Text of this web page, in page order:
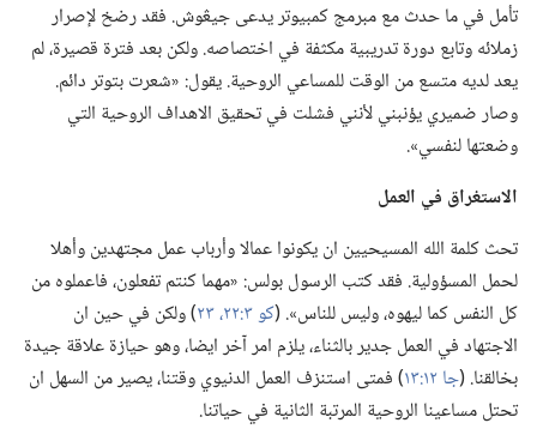
تأمل في ما حدث مع مبرمج كمبيوتر يدعى جيڠوش.‏ فقد رضخ لإصرار
زملائه وتابع دورة تدريبية مكثفة في اختصاصه.‏ ولكن بعد فترة قصيرة،‏ لم
يعد لديه متسع من الوقت للمساعي الروحية.‏ يقول:‏ «شعرت بتوتر دائم.‏
وصار ضميري يؤنبني لأنني فشلت في تحقيق الاهداف الروحية التي
وضعتها لنفسي».‏
الاستغراق في العمل
تحث كلمة الله المسيحيين ان يكونوا عمالا وأرباب عمل مجتهدين وأهلا
لحمل المسؤولية.‏ فقد كتب الرسول بولس:‏ «مهما كنتم تفعلون،‏ فاعملوه من
كل النفس كما ليهوه،‏ وليس للناس».‏ (‏كو ٣:‏٢٢،‏ ٢٣
‏)‏ ولكن في حين ان
الاجتهاد في العمل جدير بالثناء،‏ يلزم امر آخر ايضا،‏ وهو حيازة علاقة جيدة
بخالقنا.‏ (‏جا ١٢:‏١٣
‏)‏ فمتى استنزف العمل الدنيوي وقتنا،‏ يصير من السهل ان
تحتل مساعينا الروحية المرتبة الثانية في حياتنا.‏